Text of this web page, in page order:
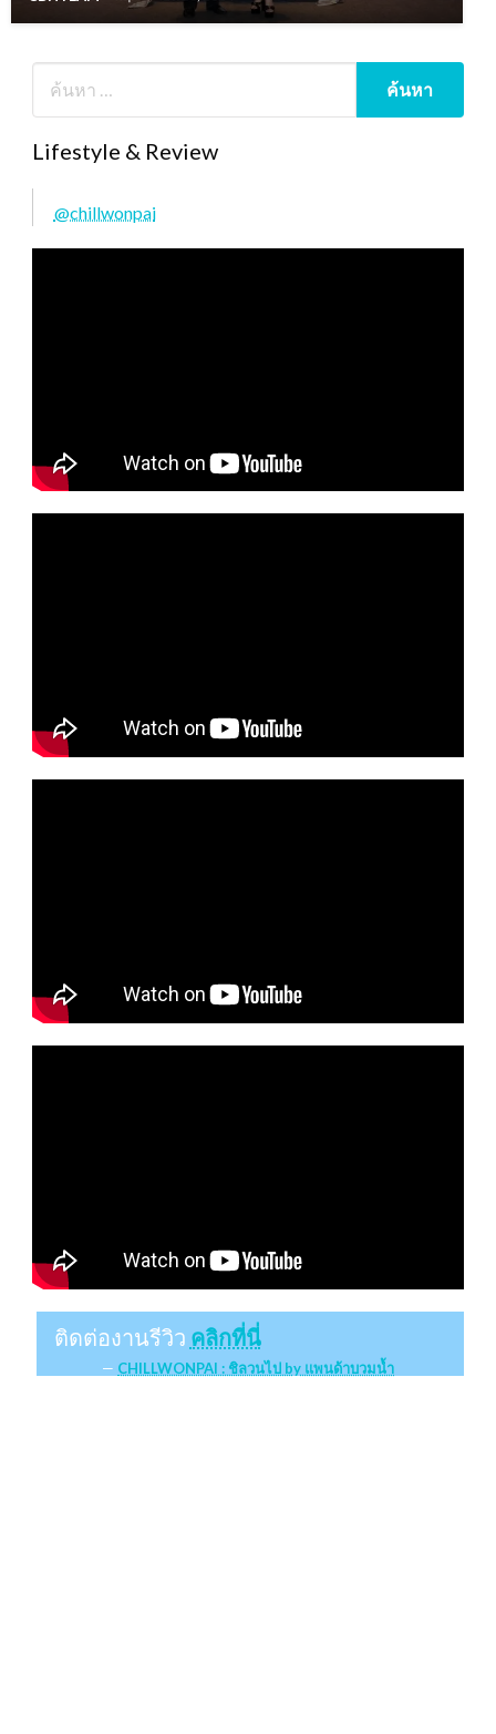
Lifestyle & Review
@chillwonpai
ติดต่องานรีวิว คลิกที่นี่
CHILLWONPAI : ชิลวนไป by แพนด้าบวมน้ำ